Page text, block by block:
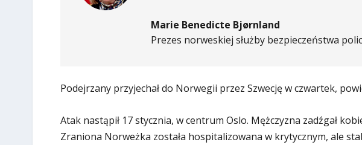
Marie Benedicte Bjørnland
Prezes norweskiej służby bezpieczeństwa
Podejrzany przyjechał do Norwegii przez Szwecję w czwartek,
Atak nastąpił 17 stycznia, w centrum Oslo. Mężczyzna zadźgał
Zraniona Norweżka została hospitalizowana w krytycznym, ale